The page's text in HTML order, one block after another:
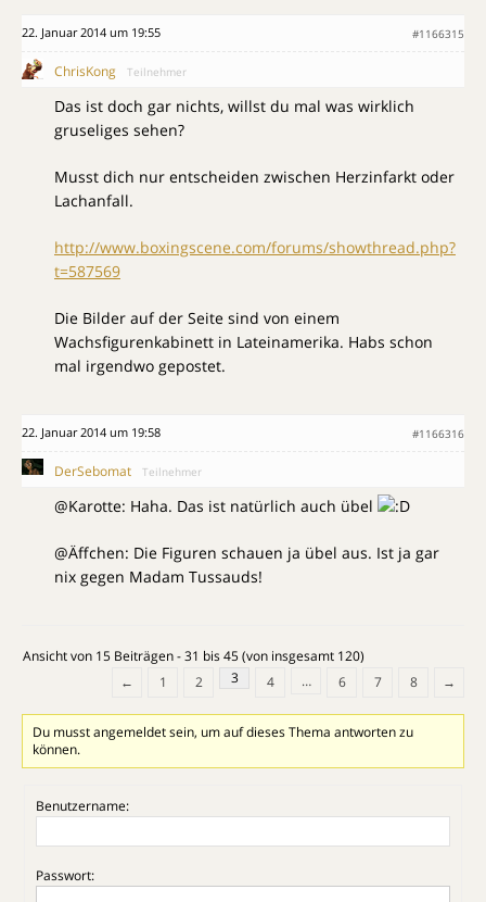
22. Januar 2014 um 19:55 #1166315
ChrisKong Teilnehmer
Das ist doch gar nichts, willst du mal was wirklich
gruseliges sehen?
Musst dich nur entscheiden zwischen Herzinfarkt oder
Lachanfall.
http://www.boxingscene.com/forums/showthread.php?
t=587569
Die Bilder auf der Seite sind von einem
Wachsfigurenkabinett in Lateinamerika. Habs schon
mal irgendwo gepostet.
22. Januar 2014 um 19:58 #1166316
DerSebomat Teilnehmer
@Karotte: Haha. Das ist natürlich auch übel
@Äffchen: Die Figuren schauen ja übel aus. Ist ja gar
nix gegen Madam Tussauds!
Ansicht von 15 Beiträgen - 31 bis 45 (von insgesamt 120)
←
1 2 3 4 … 6 7 8 →
Du musst angemeldet sein, um auf dieses Thema antworten zu
können.
Benutzername:
Passwort: